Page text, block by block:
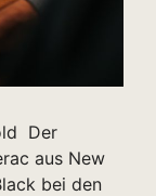
Der
aus New
bei den